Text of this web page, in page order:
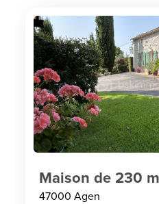
Maison de 230
47000 Agen